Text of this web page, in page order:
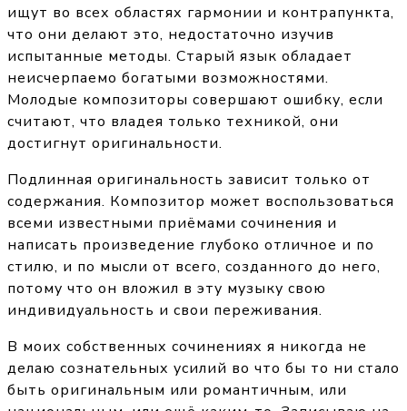
ищут во всех областях гармонии и контрапункта,
что они делают это, недостаточно изучив
испытанные методы. Старый язык обладает
неисчерпаемо богатыми возможностями.
Молодые композиторы совершают ошибку, если
считают, что владея только техникой, они
достигнут оригинальности.
Подлинная оригинальность зависит только от
содержания. Композитор может воспользоваться
всеми известными приёмами сочинения и
написать произведение глубоко отличное и по
стилю, и по мысли от всего, созданного до него,
потому что он вложил в эту музыку свою
индивидуальность и свои переживания.
В моих собственных сочинениях я никогда не
делаю сознательных усилий во что бы то ни стало
быть оригинальным или романтичным, или